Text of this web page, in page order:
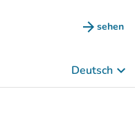
arrow_forward sehen
(new
Deutsch keyboard_arrow_down